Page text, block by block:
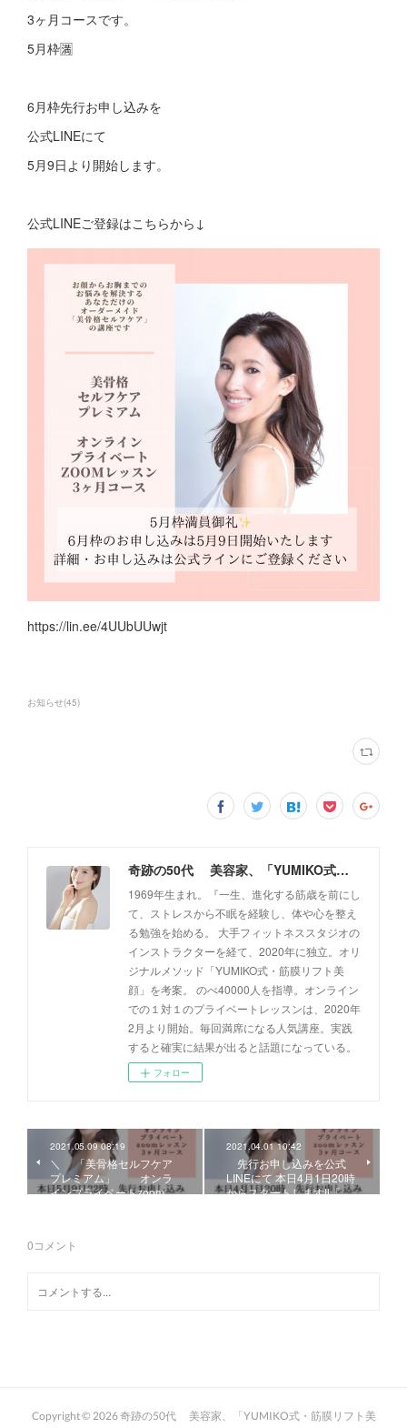
3ヶ月コースです。
5月枠🈵
6月枠先行お申し込みを
公式LINEにて
5月9日より開始します。
公式LINEご登録はこちらから↓
https://lin.ee/4UUbUUwjt
お知らせ(45)
奇跡の50代 美容家、「YUMIKO式・筋膜リフト美顔」創設者 佐藤由美子 公式ホームページ
1969年生まれ。『一生、進化する筋歳を前にし
て、ストレスから不眠を経験し、体や心を整え
る勉強を始める。 大手フィットネススタジオの
インストラクターを経て、2020年に独立。オリ
ジナルメソッド「YUMIKO式・筋膜リフト美
顔」を考案。 のべ40000人を指導。オンライン
での１対１のプライベートレッスンは、2020年
2月より開始。毎回満席になる人気講座。実践
すると確実に結果が出ると話題になっている。
フォロー
2021.05.09 08:19
＼ 「美骨格セルフケア
プレミアム」 オンラ
インプライベートzoom…
2021.04.01 10:42
先行お申し込みを公式
LINEにて 本日4月1日20時
からスタートします‼︎「…
0コメント
Copyright © 2026奇跡の50代 美容家、「YUMIKO式・筋膜リフト美